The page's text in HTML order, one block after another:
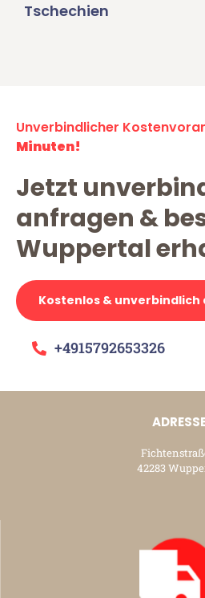
Tschechien
Unverbindlicher
Minuten!
Jetzt
anfragen &
Wuppertal
Kostenlos &
+4915792653326
42283